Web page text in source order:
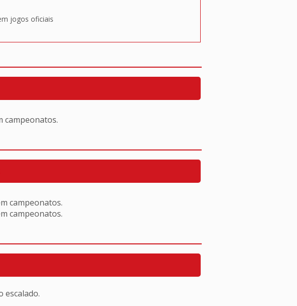
jogos oficiais
campeonatos.
campeonatos.
campeonatos.
escalado.